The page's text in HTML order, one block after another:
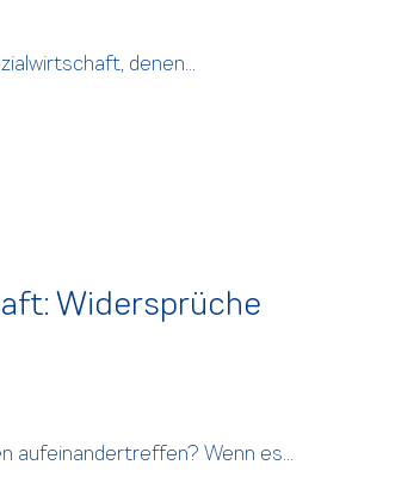
denen...
Widersprüche
aufeinandertreffen? Wenn es...